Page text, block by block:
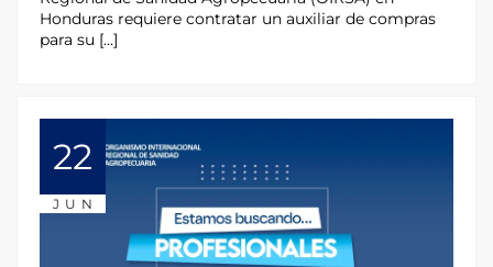
Honduras requiere contratar un auxiliar de compras
para su […]
22
JUN